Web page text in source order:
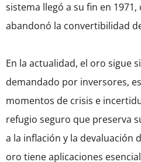
sistema llegó a su fin en
abandonó la convertibilidad
En la actualidad, el oro sigue
demandado por inversores,
momentos de crisis e
refugio seguro que preserva
a la inflación y la devaluación
oro tiene aplicaciones